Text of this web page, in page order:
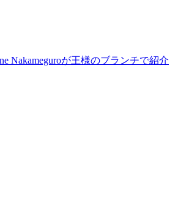
Nakameguroが王様のブランチで紹介